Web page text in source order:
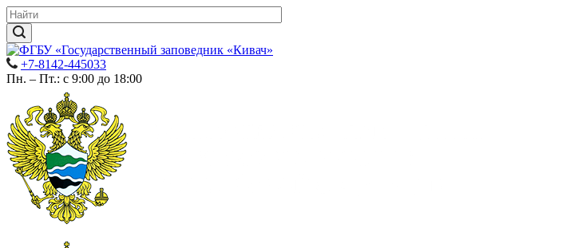
+7-8142-445033
Пн. – Пт.: с 9:00 до 18:00